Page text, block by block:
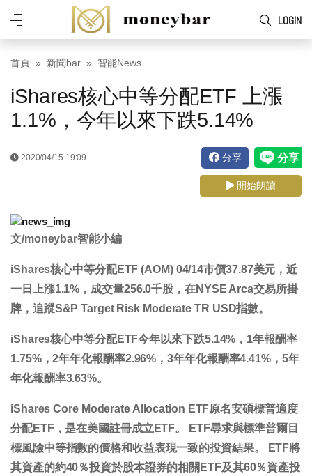
Skip to main content
LOGIN
功
能
表
首頁 新聞bar 智能News
iShares核心中等分配ETF 上漲
1.1%，今年以來下跌5.14%
2020/04/15 19:09 分享
開始朗讀
文/moneybar智能小編
iShares核心中等分配ETF (AOM) 04/14市價37.87美元，近
一日
上漲1.1% ，成交量256.0千股，在NYSE Arca交易所掛
牌，追蹤S&P Target Risk Moderate TR USD指數。
iShares核心中等分配ETF今年以來下跌5.14% ，1年報酬率
1.75%，2年年化報酬率2.96% ，3年年化報酬率4.41%，5年
年化報酬率3.63%。
iShares Core Moderate Allocation ETF原名安碩標普適度
分配ETF，是在美國註冊成立ETF。 ETF尋求與標準普爾目
標風險中等指數的價格和收益表現一致的投資結果。 ETF將
其資產的約40％投資於股本證券的相關ETF及其60％資產投